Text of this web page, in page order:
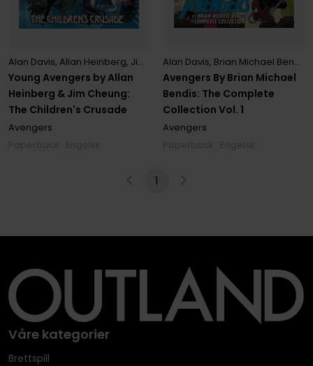
Young Avengers by Allan
Heinberg & Jim Cheung:
The Children's Crusade
Alan Davis, Allan Heinberg, Jim Cheung
Avengers
Avengers By Brian Michael
Bendis: The Complete
Collection Vol. 1
Alan Davis, Brian Michael Bendis
Avengers
1
Våre kategorier
Brettspill